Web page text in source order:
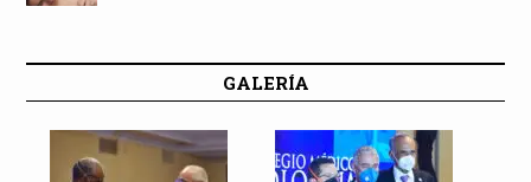
GALERÍA